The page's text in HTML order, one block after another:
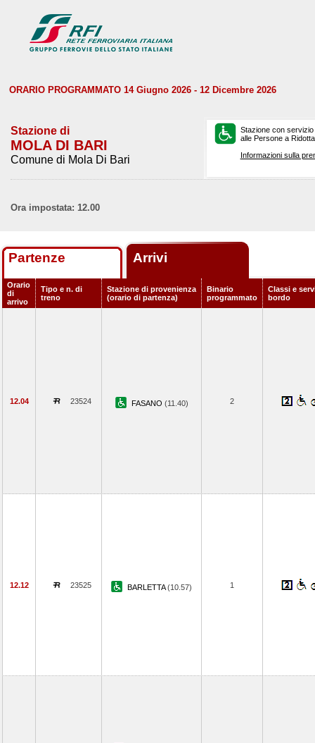
ORARIO PROGRAMMATO 14 Giugno 2026 - 12 Dicembre 2026
Stazione di
MOLA DI BARI
Comune di Mola Di Bari
Stazione con
alle Persone a
Informazioni sulla
Ora impostata: 12.00
Partenze Arrivi
Orario
di
arrivo
Tipo e n. di
treno
Stazione di provenienza
(orario di partenza)
Binario
programmato
Classi e
bordo
12.04 23524 FASANO (11.40) 2
12.12 23525 BARLETTA(10.57) 1